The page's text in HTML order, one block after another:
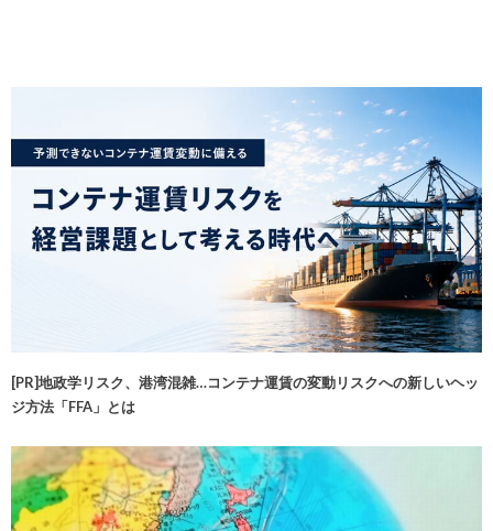
[PR]地政学リスク、港湾混雑…コンテナ運賃の変動リスクへの新しいヘッ
ジ方法「FFA」とは